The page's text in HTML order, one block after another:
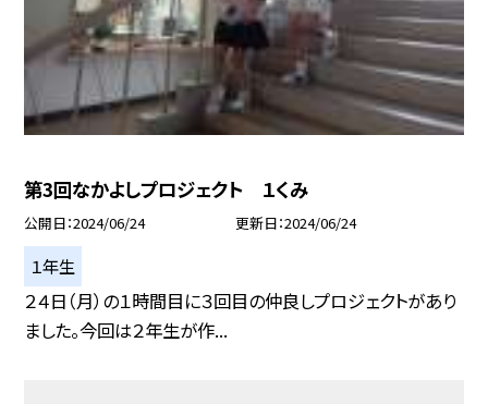
第3回なかよしプロジェクト １くみ
公開日 2024/06/24 更新日 2024/06/24
１年生
２４日（月）の１時間目に３回目の仲良しプロジェクトがあり
ました。今回は２年生が作...